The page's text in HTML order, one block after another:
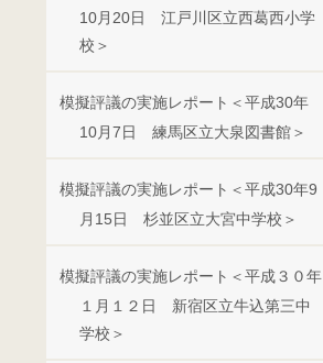
10月20日 江戸川区立西葛西小学
校＞
模擬評議の実施レポート＜平成30年
10月7日 練馬区立大泉図書館＞
模擬評議の実施レポート＜平成30年9
月15日 杉並区立大宮中学校＞
模擬評議の実施レポート＜平成３０年
１月１２日 新宿区立牛込第三中
学校＞